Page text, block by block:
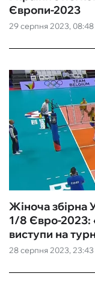
29 серпня 2023, 08:48
Європи-2023
28 серпня 2023, 23:43
Жіноча збірна
1/8 Євро-2023:
виступи на